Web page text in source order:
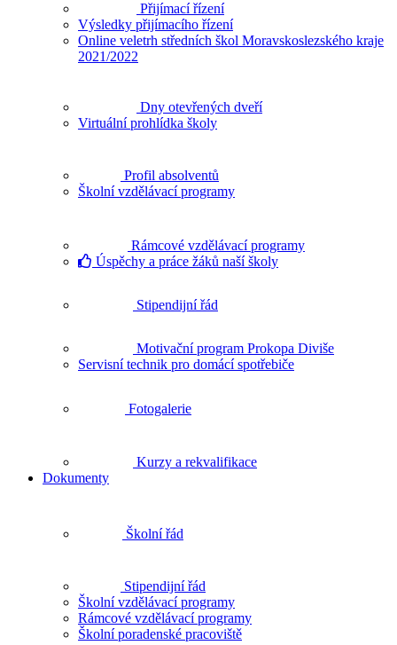
Přijímací řízení
Výsledky přijímacího řízení
Online veletrh středních škol Moravskoslezského kraje
2021/2022
Dny otevřených dveří
Virtuální prohlídka školy
Profil absolventů
Školní vzdělávací programy
Rámcové vzdělávací programy
Úspěchy a práce žáků naší školy
Stipendijní řád
Motivační program Prokopa Diviše
Servisní technik pro domácí spotřebiče
Fotogalerie
Kurzy a rekvalifikace
Dokumenty
Školní řád
Stipendijní řád
Školní vzdělávací programy
Rámcové vzdělávací programy
Školní poradenské pracoviště